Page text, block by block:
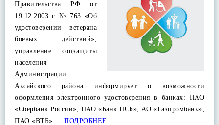
Правительства РФ от
19.12.2003 г. № 763 «Об
удостоверении ветерана
боевых действий»,
управление соцзащиты
населения
Администрации
Аксайского района информирует о возможности
оформления электронного удостоверения в банках: ПАО
«Сбербанк России»; ПАО «Банк ПСБ»; АО «Газпромбанк»;
ПАО «ВТБ»…. ПОДРОБНЕЕ